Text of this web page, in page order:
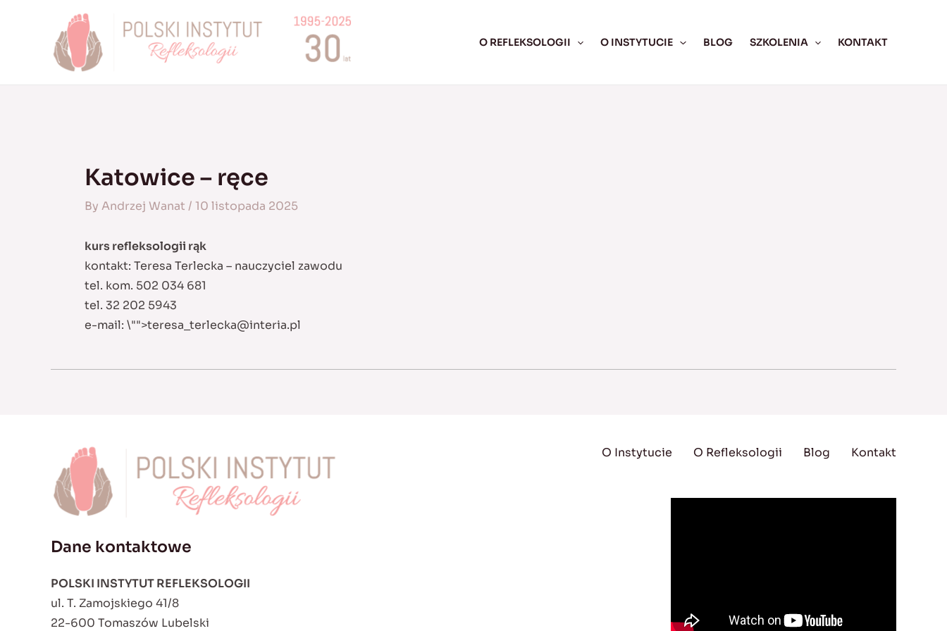
O REFLEKSOLOGII O INSTYTUCIE BLOG SZKOLENIA KONTAKT
Katowice – ręce
By Andrzej Wanat / 10 listopada 2025
kurs refleksologii rąk
kontakt: Teresa Terlecka – nauczyciel zawodu
tel. kom. 502 034 681
tel. 32 202 5943
e-mail: \"">teresa_terlecka@interia.pl
Dane kontaktowe
POLSKI INSTYTUT REFLEKSOLOGII
ul. T. Zamojskiego 41/8
22-600 Tomaszów Lubelski
O Instytucie O Refleksologii Blog Kontakt